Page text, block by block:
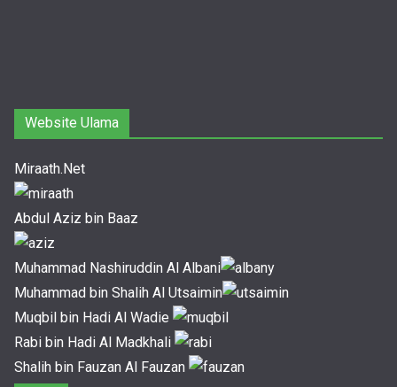
Website Ulama
Miraath.Net
Abdul Aziz bin Baaz
Muhammad Nashiruddin Al Albani
Muhammad bin Shalih Al Utsaimin
Muqbil bin Hadi Al Wadie
Rabi bin Hadi Al Madkhali
Shalih bin Fauzan Al Fauzan